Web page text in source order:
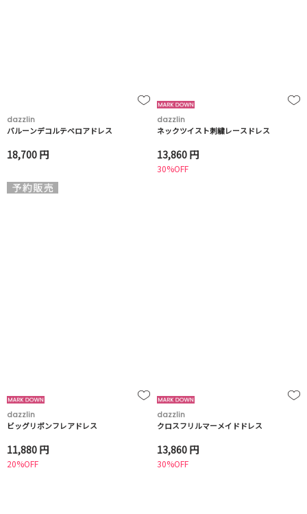
dazzlin
バルーンデコルテベロアドレス
18,700 円
dazzlin
ネックツイスト刺繍レースドレス
13,860 円
30%OFF
dazzlin
ビッグリボンフレアドレス
11,880 円
20%OFF
dazzlin
クロスフリルマーメイドドレス
13,860 円
30%OFF